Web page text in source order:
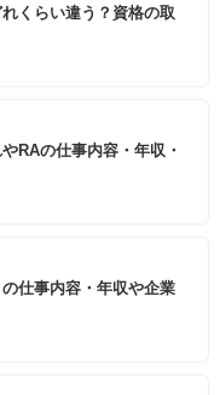
くらい違う？資格の取
RAの仕事内容・年収・
仕事内容・年収や企業